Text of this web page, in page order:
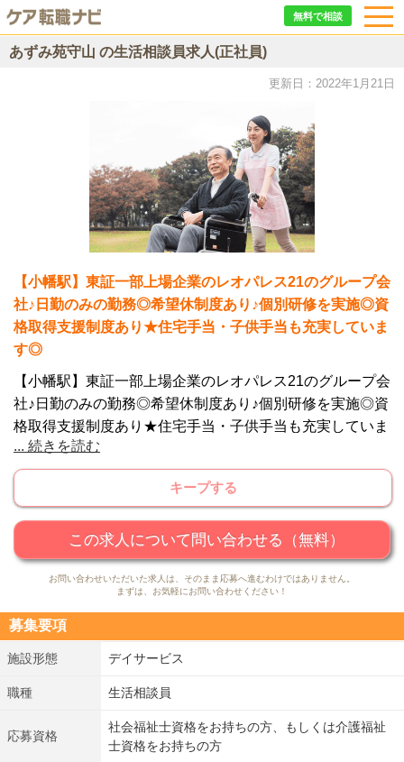
無料で相談
あずみ苑守山 の生活相談員求人(正社員)
更新日：2022年1月21日
【小幡駅】東証一部上場企業のレオパレス21のグループ会
社♪日勤のみの勤務◎希望休制度あり♪個別研修を実施◎資
格取得支援制度あり★住宅手当・子供手当も充実していま
す◎
【小幡駅】東証一部上場企業のレオパレス21のグループ会
社♪日勤のみの勤務◎希望休制度あり♪個別研修を実施◎資
格取得支援制度あり★住宅手当・子供手当も充実していま
す◎あずみ苑の窓口のお仕事、ケアマネと連携しながら御
利用者様の入居の書類管理、相談対応業務、契約手続き、
通所介護計画作成などの業務をお任せいたします。
... 続きを読む
キープする
この求人について問い合わせる（無料）
お問い合わせいただいた求人は、そのまま応募へ進むわけではありません。
まずは、お気軽にお問い合わせください！
募集要項
施設形態 デイサービス
職種 生活相談員
応募資格
社会福祉士資格をお持ちの方、もしくは介護福祉
士資格をお持ちの方